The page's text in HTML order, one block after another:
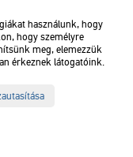
tere megállótérkép
használunk, hogy
hogy személyre
meg, elemezzük
érkeznek látogatóink.